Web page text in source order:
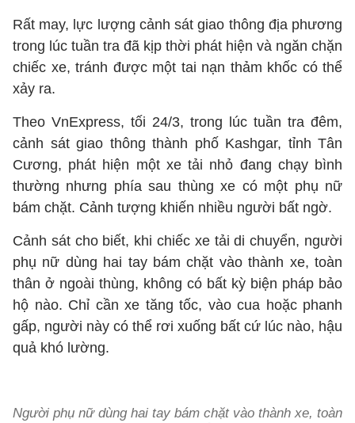
Rất may, lực lượng cảnh sát giao thông địa phương
trong lúc tuần tra đã kịp thời phát hiện và ngăn chặn
chiếc xe, tránh được một tai nạn thảm khốc có thể
xảy ra.
Theo VnExpress, tối 24/3, trong lúc tuần tra đêm,
cảnh sát giao thông thành phố Kashgar, tỉnh Tân
Cương, phát hiện một xe tải nhỏ đang chạy bình
thường nhưng phía sau thùng xe có một phụ nữ
bám chặt. Cảnh tượng khiến nhiều người bất ngờ.
Cảnh sát cho biết, khi chiếc xe tải di chuyển, người
phụ nữ dùng hai tay bám chặt vào thành xe, toàn
thân ở ngoài thùng, không có bất kỳ biện pháp bảo
hộ nào. Chỉ cần xe tăng tốc, vào cua hoặc phanh
gấp, người này có thể rơi xuống bất cứ lúc nào, hậu
quả khó lường.
Người phụ nữ dùng hai tay bám chặt vào thành xe, toàn